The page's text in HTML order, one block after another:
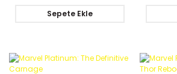
Sepete Ekle